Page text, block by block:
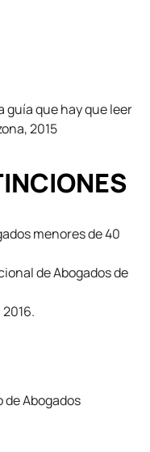
guía que hay que leer
2015
menores de 40
de Abogados de
Abogados